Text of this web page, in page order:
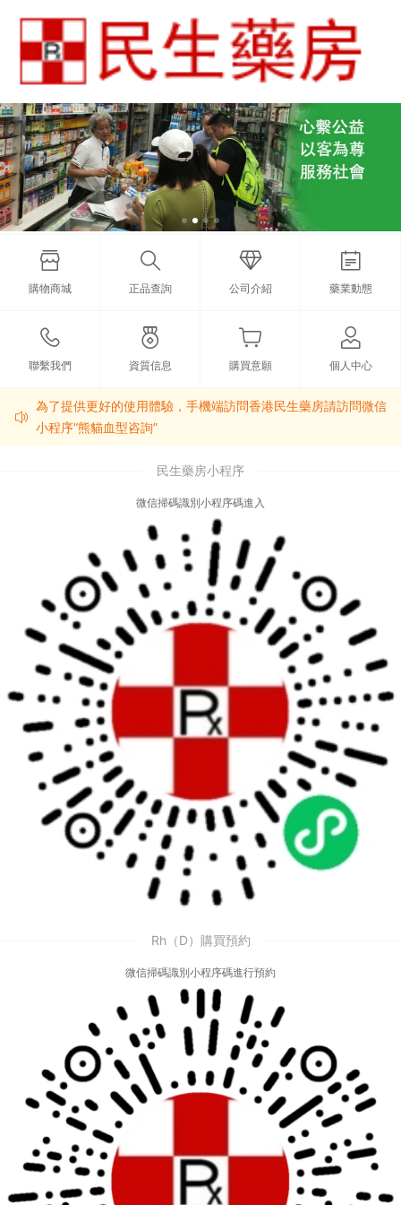
購物商城 正品查詢 公司介紹 藥業動態
聯繫我們 資質信息 購買意願 個人中心
為了提供更好的使用體驗，手機端訪問香港民生藥房請訪問微信
小程序“熊貓血型咨詢”
民生藥房小程序
微信掃碼識別小程序碼進入
Rh（D）購買預約
微信掃碼識別小程序碼進行預約